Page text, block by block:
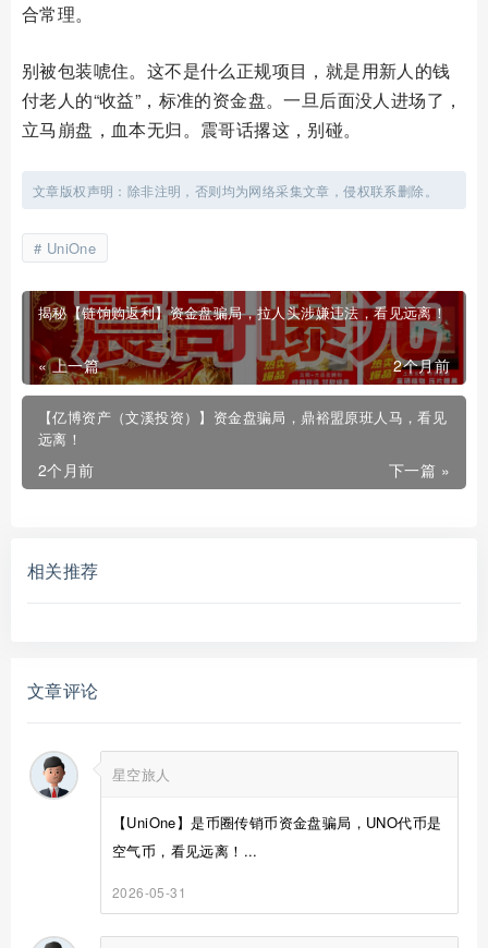
合常理。
别被包装唬住。这不是什么正规项目，就是用新人的钱
付老人的“收益”，标准的资金盘。一旦后面没人进场了，
立马崩盘，血本无归。震哥话撂这，别碰。
文章版权声明：除非注明，否则均为网络采集文章，侵权联系删除。
UniOne
揭秘【链饷购返利】资金盘骗局，拉人头涉嫌违法，看见远离！
« 上一篇 2个月前
【亿博资产（文溪投资）】资金盘骗局，鼎裕盟原班人马，看见
远离！
下一篇 »
2个月前
相关推荐
文章评论
星空旅人
【UniOne】是币圈传销币资金盘骗局，UNO代币是
空气币，看见远离！...
2026-05-31